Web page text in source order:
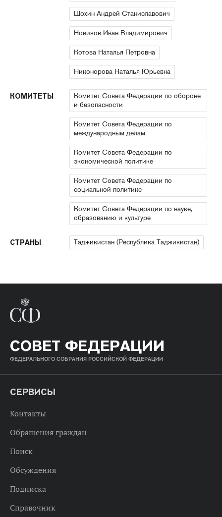
Шохин Андрей Станиславович
Новиков Иван Владимирович
Котова Наталья Петровна
Никонорова Наталья Юрьевна
КОМИТЕТЫ
Комитет Совета Федерации по обороне
и безопасности
Комитет Совета Федерации по
международным делам
Комитет Совета Федерации по
экономической политике
Комитет Совета Федерации по
социальной политике
Комитет Совета Федерации по науке,
образованию и культуре
СТРАНЫ Таджикистан (Республика Таджикистан)
СОВЕТ ФЕДЕРАЦИИ
ФЕДЕРАЛЬНОГО СОБРАНИЯ РОССИЙСКОЙ ФЕДЕРАЦИИ
СЕРВИСЫ
Контакты
Обращения граждан
Поиск
Обсуждения
Подписка
Справочник